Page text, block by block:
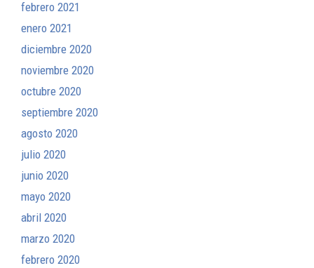
febrero 2021
enero 2021
diciembre 2020
noviembre 2020
octubre 2020
septiembre 2020
agosto 2020
julio 2020
junio 2020
mayo 2020
abril 2020
marzo 2020
febrero 2020